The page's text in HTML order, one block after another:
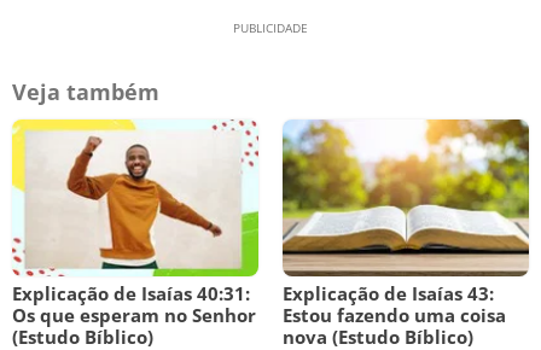
Veja também
Explicação de Isaías 40:31:
Os que esperam no Senhor
(Estudo Bíblico)
Explicação de Isaías 43:
Estou fazendo uma coisa
nova (Estudo Bíblico)